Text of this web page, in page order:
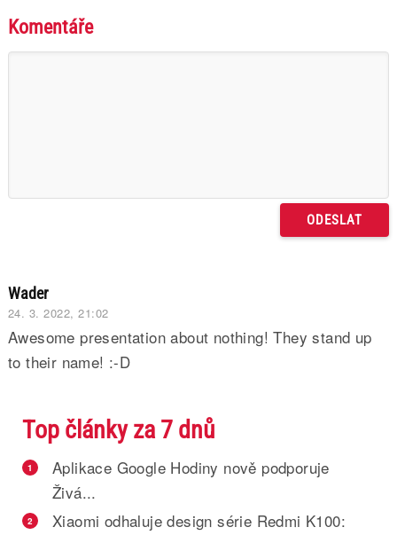
Komentáře
Wader
24. 3. 2022, 21:02
Awesome presentation about nothing! They stand up
to their name! :-D
Top články za 7 dnů
1
Aplikace Google Hodiny nově podporuje
Živá...
2
Xiaomi odhaluje design série Redmi K100: